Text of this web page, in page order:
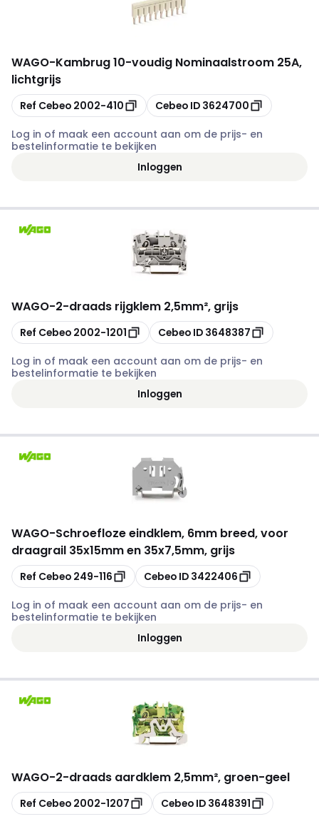
WAGO-Kambrug 10-voudig Nominaalstroom 25A,
lichtgrijs
Kopiëren
Ref Cebeo 2002-410 Kopiëren
Cebeo ID 3624700
Log in of maak een account aan om de prijs- en
bestelinformatie te bekijken
Inloggen
WAGO-2-draads rijgklem 2,5mm², grijs
Kopiëren
Ref Cebeo 2002-1201 Kopiëren
Cebeo ID 3648387
Log in of maak een account aan om de prijs- en
bestelinformatie te bekijken
Inloggen
WAGO-Schroefloze eindklem, 6mm breed, voor
draagrail 35x15mm en 35x7,5mm, grijs
Kopiëren
Ref Cebeo 249-116 Kopiëren
Cebeo ID 3422406
Log in of maak een account aan om de prijs- en
bestelinformatie te bekijken
Inloggen
WAGO-2-draads aardklem 2,5mm², groen-geel
Kopiëren
Ref Cebeo 2002-1207 Kopiëren
Cebeo ID 3648391